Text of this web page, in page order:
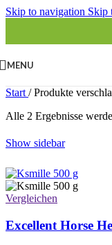
Skip to navigation Skip
MENU
Start / Produkte
Alle 2 Ergebnisse
Show sidebar
Vergleichen
Excellent Horse